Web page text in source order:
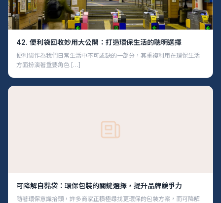
42. 便利袋回收妙用大公開：打造環保生活的聰明選擇
便利袋作為我們日常生活中不可或缺的一部分，其重複利用在環保生活
方面扮演著重要角色 […]
可降解自黏袋：環保包裝的關鍵選擇，提升品牌競爭力
隨著環保意識抬頭，許多商家正積極尋找更環保的包裝方案，而可降解